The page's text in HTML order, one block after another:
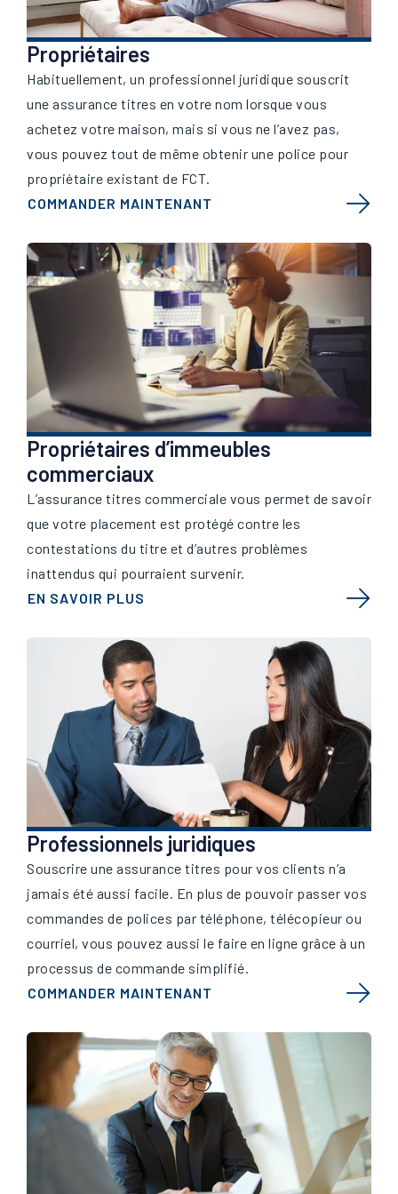
Propriétaires
Habituellement, un professionnel juridique souscrit
une assurance titres en votre nom lorsque vous
achetez votre maison, mais si vous ne l’avez pas,
vous pouvez tout de même obtenir une police pour
propriétaire existant de FCT.
COMMANDER MAINTENANT
Propriétaires d’immeubles
commerciaux
L’assurance titres commerciale vous permet de savoir
que votre placement est protégé contre les
contestations du titre et d’autres problèmes
inattendus qui pourraient survenir.
EN SAVOIR PLUS
Professionnels juridiques
Souscrire une assurance titres pour vos clients n’a
jamais été aussi facile. En plus de pouvoir passer vos
commandes de polices par téléphone, télécopieur ou
courriel, vous pouvez aussi le faire en ligne grâce à un
processus de commande simplifié.
COMMANDER MAINTENANT